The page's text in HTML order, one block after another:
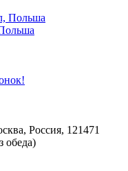
Россия, 121471
обеда)